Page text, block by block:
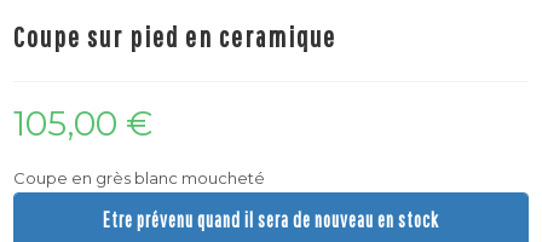
Coupe sur pied en ceramique
105,00 €
Coupe en grès blanc moucheté
Etre prévenu quand il sera de nouveau en stock